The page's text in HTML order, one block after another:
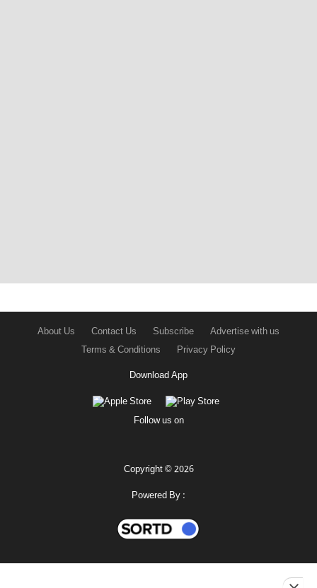
About Us Contact Us Subscribe
Advertise with us
Terms & Conditions
Privacy Policy
Download App
Follow us on
Copyright © 2026
Powered By :